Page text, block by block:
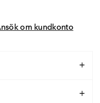
om kundkonto